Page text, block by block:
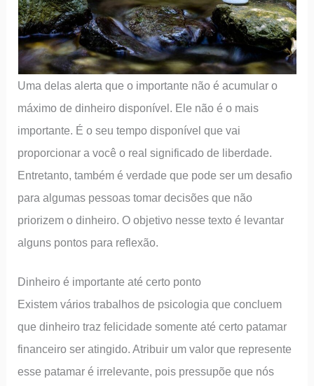
Uma delas alerta que o importante não é acumular o
máximo de dinheiro disponível. Ele não é o mais
importante. É o seu tempo disponível que vai
proporcionar a você o real significado de liberdade.
Entretanto, também é verdade que pode ser um desafio
para algumas pessoas tomar decisões que não
priorizem o dinheiro. O objetivo nesse texto é levantar
alguns pontos para reflexão.
Dinheiro é importante até certo ponto
Existem vários trabalhos de psicologia que concluem
que dinheiro traz felicidade somente até certo patamar
financeiro ser atingido. Atribuir um valor que represente
esse patamar é irrelevante, pois pressupõe que nós